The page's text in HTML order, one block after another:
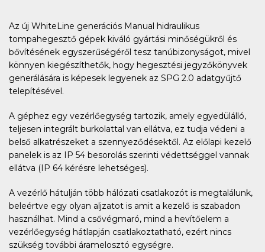
Az új WhiteLine generációs Manual hidraulikus
tompahegesztő gépek kiváló gyártási minőségükről és
bővítésének egyszerűségéről tesz tanúbizonyságot, mivel
könnyen kiegészíthetők, hogy hegesztési jegyzőkönyvek
generálására is képesek legyenek az SPG 2.0 adatgyűjtő
telepítésével.
A géphez egy vezérlőegység tartozik, amely egyedülálló,
teljesen integrált burkolattal van ellátva, ez tudja védeni a
belső alkatrészeket a szennyeződésektől. Az előlapi kezelő
panelek is az IP 54 besorolás szerinti védettséggel vannak
ellátva (IP 64 kérésre lehetséges).
A vezérlő hátulján több hálózati csatlakozót is megtalálunk,
beleértve egy olyan aljzatot is amit a kezelő is szabadon
használhat. Mind a csővégmaró, mind a hevítőelem a
vezérlőegység hátlapján csatlakoztatható, ezért nincs
szükség további áramelosztó egységre.